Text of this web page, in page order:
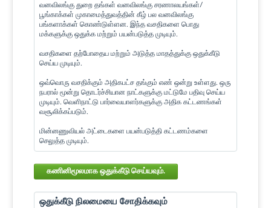
வனவிலங்கு துறை தங்கள் வனவிலங்கு சரணாலயங்கள்/
பூங்காக்கள் முகாமைத்துவத்தின் கீழ் பல வனவிலங்கு
பங்களாக்கள் கொண்டுள்ளன. இந்த வசதிகளை பொது
மக்களுக்கு ஒதுக்க மற்றும் பயன்படுத்த முடியும்.
வசதிகளை தற்போதைய மற்றும் அடுத்த மாதத்துக்கு ஒதுக்கீடு
செய்ய முடியும்.
ஒவ்வொரு வசதிக்கும் அதிகபட்ச தங்கும் எண் ஒன்று உள்ளது. ஒரு
நபரால் மூன்று தொடர்ச்சியான நாட்களுக்கு மட்டுமே பதிவு செய்ய
முடியும். வெளிநாட்டு பார்வையாளர்களுக்கு அதிக கட்டணங்கள்
வசூலிக்கப்படும்.
மின்னணுவியல் அட்டைகளை பயன்படுத்தி கட்டணம்களை
செலுத்த முடியும்.
கணினிமூலமாக ஒதுக்கீடு செய்யவும்.
ஒதுக்கீடு நிலமையை சோதிக்கவும்